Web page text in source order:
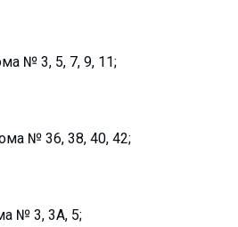
№ 3, 5, 7, 9, 11;
№ 36, 38, 40, 42;
№ 3, 3А, 5;